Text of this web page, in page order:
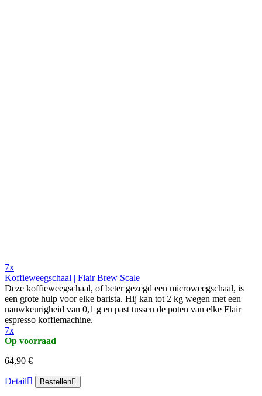
7x
Koffieweegschaal | Flair Brew Scale
Deze koffieweegschaal, of beter gezegd een microweegschaal, is
een grote hulp voor elke barista. Hij kan tot 2 kg wegen met een
nauwkeurigheid van 0,1 g en past tussen de poten van elke Flair
espresso koffiemachine.
7x
Op voorraad
64,90 €
Detail Bestellen